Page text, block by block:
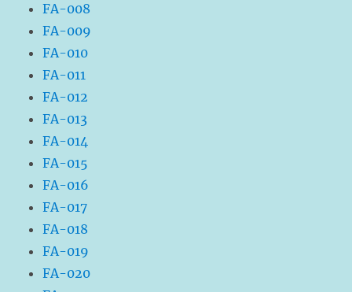
FA-008
FA-009
FA-010
FA-011
FA-012
FA-013
FA-014
FA-015
FA-016
FA-017
FA-018
FA-019
FA-020